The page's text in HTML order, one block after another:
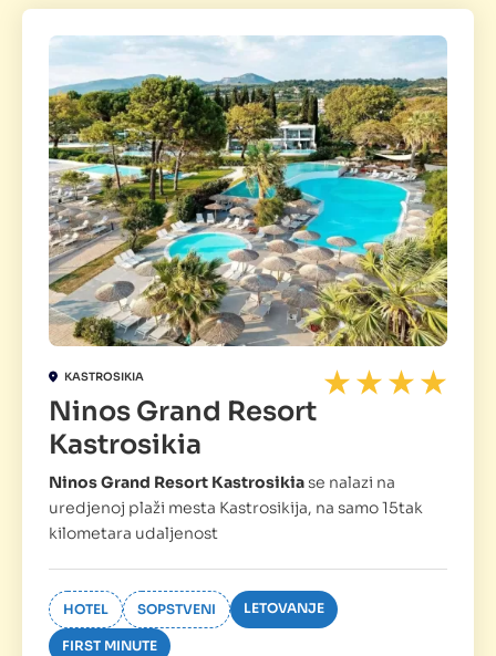
KASTROSIKIA
Ninos Grand Resort
Kastrosikia
Ninos Grand Resort Kastrosikiase nalazi na
uredjenoj plaži mesta Kastrosikija, na samo 15tak
kilometara udaljenost
HOTEL SOPSTVENI LETOVANJE
FIRST MINUTE